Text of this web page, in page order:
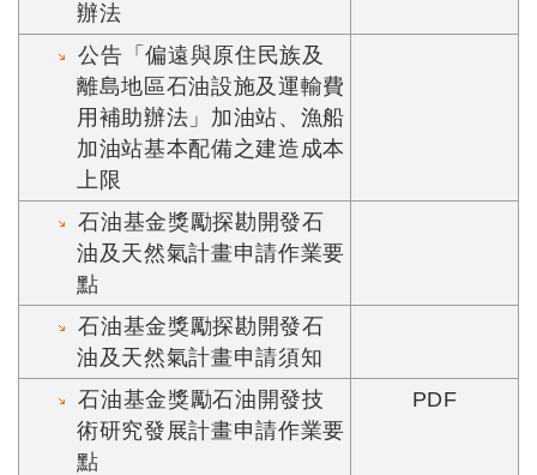
辦法
公告「偏遠與原住民族及
離島地區石油設施及運輸費
用補助辦法」加油站、漁船
加油站基本配備之建造成本
上限
石油基金獎勵探勘開發石
油及天然氣計畫申請作業要
點
石油基金獎勵探勘開發石
油及天然氣計畫申請須知
石油基金獎勵石油開發技
術研究發展計畫申請作業要
點
PDF